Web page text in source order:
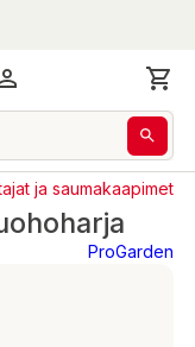
ja saumakaapimet
ProGarden